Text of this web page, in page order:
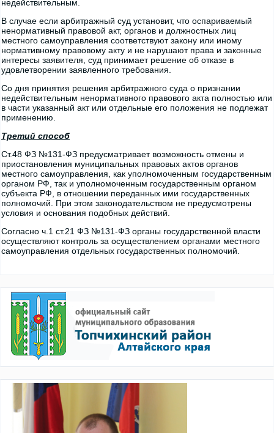
недействительным.
В случае если арбитражный суд установит, что оспариваемый
ненормативный правовой акт, органов и должностных лиц
местного самоуправления соответствуют закону или иному
нормативному правовому акту и не нарушают права и законные
интересы заявителя, суд принимает решение об отказе в
удовлетворении заявленного требования.
Со дня принятия решения арбитражного суда о признании
недействительным ненормативного правового акта полностью или
в части указанный акт или отдельные его положения не подлежат
применению.
Третий способ
Ст.48 ФЗ №131-ФЗ предусматривает возможность отмены и
приостановления муниципальных правовых актов органов
местного самоуправления, как уполномоченным государственным
органом РФ, так и уполномоченным государственным органом
субъекта РФ, в отношении переданных ими государственных
полномочий. При этом законодательством не предусмотрены
условия и основания подобных действий.
Согласно ч.1 ст.21 ФЗ №131-ФЗ органы государственной власти
осуществляют контроль за осуществлением органами местного
самоуправления отдельных государственных полномочий.